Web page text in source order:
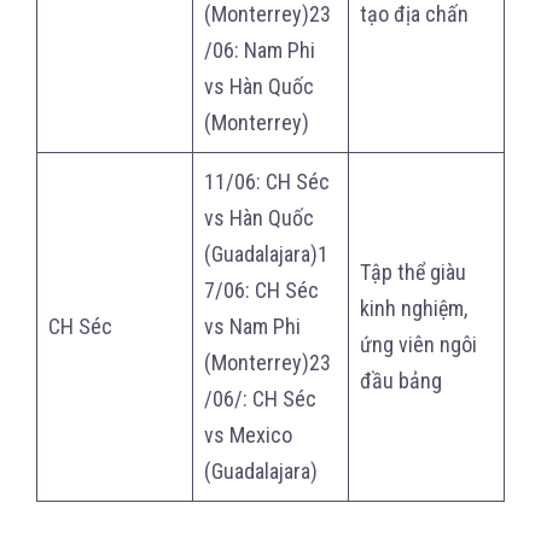
(Monterrey)23
/06: Nam Phi
vs Hàn Quốc
(Monterrey)
tạo địa chấn
CH Séc
11/06: CH Séc
vs Hàn Quốc
(Guadalajara)1
7/06: CH Séc
vs Nam Phi
(Monterrey)23
/06/: CH Séc
vs Mexico
(Guadalajara)
Tập thể giàu
kinh nghiệm,
ứng viên ngôi
đầu bảng